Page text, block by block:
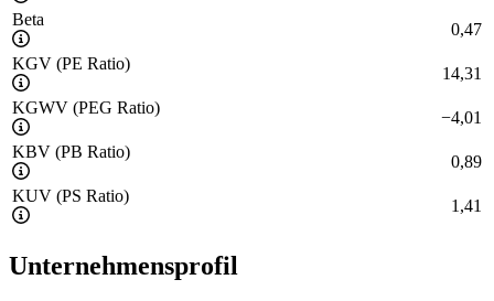
Beta
0,47
KGV (PE Ratio)
14,31
KGWV (PEG Ratio)
−4,01
KBV (PB Ratio)
0,89
KUV (PS Ratio)
1,41
Unternehmensprofil